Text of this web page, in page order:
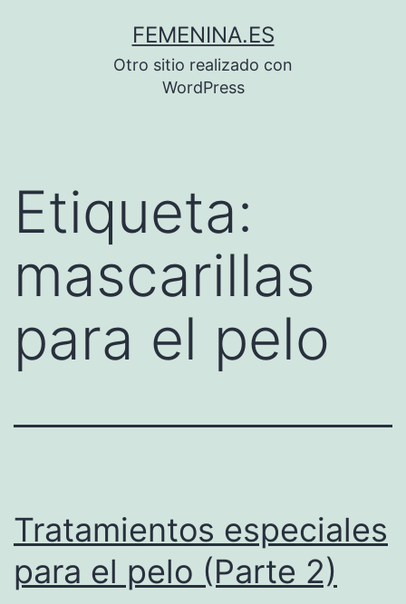
FEMENINA.ES
Otro sitio realizado con
WordPress
Etiqueta:
mascarillas
para el pelo
Tratamientos especiales
para el pelo (Parte 2)